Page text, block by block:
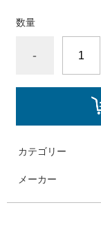
数量
-
カテゴリー
メーカー